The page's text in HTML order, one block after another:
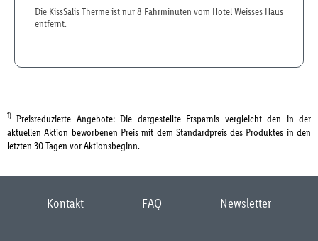
Die KissSalis Therme ist nur 8 Fahrminuten vom Hotel Weisses Haus
entfernt.
1) Preisreduzierte Angebote: Die dargestellte Ersparnis vergleicht den in der
aktuellen Aktion beworbenen Preis mit dem Standardpreis des Produktes in den
letzten 30 Tagen vor Aktionsbeginn.
Kontakt FAQ Newsletter